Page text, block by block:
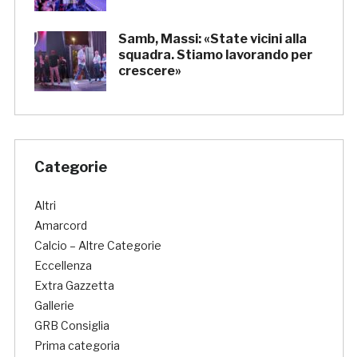
Samb, Massi: «State vicini alla
squadra. Stiamo lavorando per
crescere»
Categorie
Altri
Amarcord
Calcio – Altre Categorie
Eccellenza
Extra Gazzetta
Gallerie
GRB Consiglia
Prima categoria